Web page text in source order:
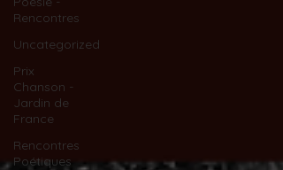
Rencontres
Uncategorized
Prix
Chanson -
Jardin de
France
Rencontres
Poétiques